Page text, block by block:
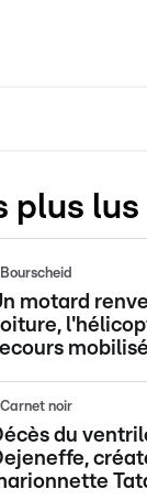
plus lus
Bourscheid
motard
mobilisé
Carnet noir
du